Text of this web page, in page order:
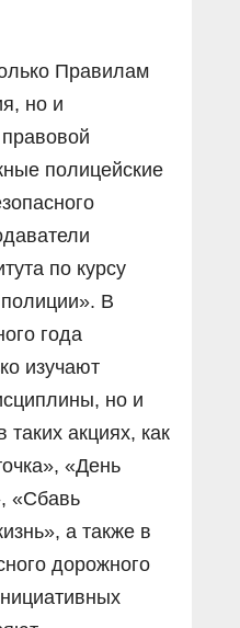
Правилам
но и
полицейские
по курсу
В
года
изучают
но и
таких акциях, как
«День
«Сбавь
а также в
дорожного